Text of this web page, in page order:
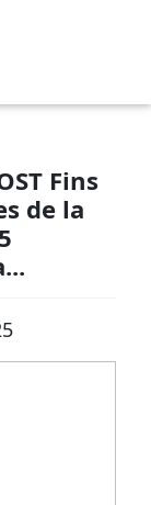
Fins
de la